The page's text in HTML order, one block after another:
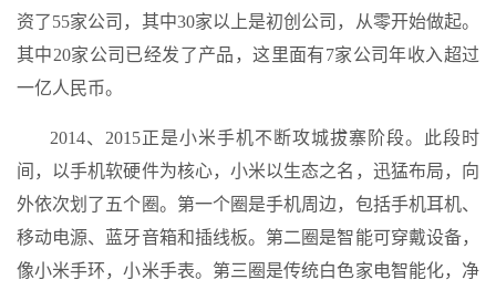
资了55家公司，其中30家以上是初创公司，从零开始做起。
其中20家公司已经发了产品，这里面有7家公司年收入超过
一亿人民币。
2014、2015正是小米手机不断攻城拔寨阶段。此段时
间，以手机软硬件为核心，小米以生态之名，迅猛布局，向
外依次划了五个圈。第一个圈是手机周边，包括手机耳机、
移动电源、蓝牙音箱和插线板。第二圈是智能可穿戴设备，
像小米手环，小米手表。第三圈是传统白色家电智能化，净